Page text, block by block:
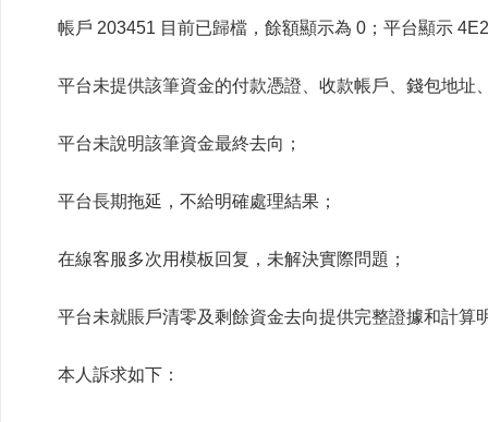
帳戶 203451 目前已歸檔，餘額顯示為 0；平台顯示
平台未提供該筆資金的付款憑證、收款帳戶、錢包地址
平台未說明該筆資金最終去向；
平台長期拖延，不給明確處理結果；
在線客服多次用模板回复，未解決實際問題；
平台未就賬戶清零及剩餘資金去向提供完整證據和計算
本人訴求如下：